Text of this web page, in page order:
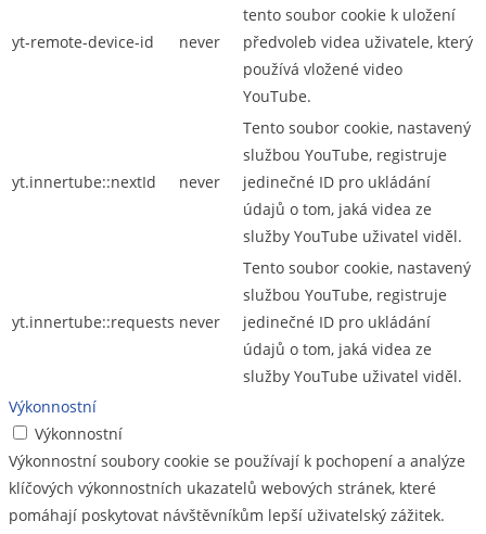
yt-remote-device-id never
tento soubor cookie k uložení
předvoleb videa uživatele, který
používá vložené video
YouTube.
yt.innertube::nextId never
Tento soubor cookie, nastavený
službou YouTube, registruje
jedinečné ID pro ukládání
údajů o tom, jaká videa ze
služby YouTube uživatel viděl.
yt.innertube::requests never
Tento soubor cookie, nastavený
službou YouTube, registruje
jedinečné ID pro ukládání
údajů o tom, jaká videa ze
služby YouTube uživatel viděl.
Výkonnostní
Výkonnostní
Výkonnostní soubory cookie se používají k pochopení a analýze
klíčových výkonnostních ukazatelů webových stránek, které
pomáhají poskytovat návštěvníkům lepší uživatelský zážitek.